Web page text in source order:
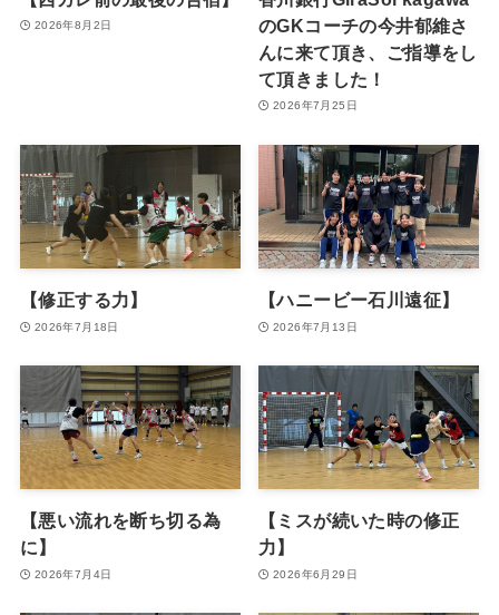
2026年8月2日
のGKコーチの今井郁維さ
んに来て頂き、ご指導をし
て頂きました！
2026年7月25日
【修正する力】
2026年7月18日
【ハニービー石川遠征】
2026年7月13日
【悪い流れを断ち切る為
に】
2026年7月4日
【ミスが続いた時の修正
力】
2026年6月29日